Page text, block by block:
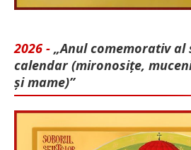
2026 - „Anul comemorativ
calendar (mironosițe,
și mame)”